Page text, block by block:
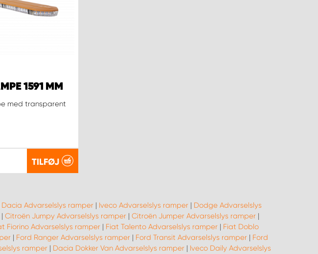
1591 MM
med transparent
TILFØJ
Dacia Advarselslys ramper| Iveco Advarselslys ramper| Dodge Advarselslys
| Citroën Jumpy Advarselslys ramper | Citroën Jumper Advarselslys ramper |
Fiorino Advarselslys ramper| Fiat Talento Advarselslys ramper| Fiat Doblo
| Ford Ranger Advarselslys ramper | Ford Transit Advarselslys ramper | Ford
ramper | Dacia Dokker Van Advarselslys ramper | Iveco Daily Advarselslys